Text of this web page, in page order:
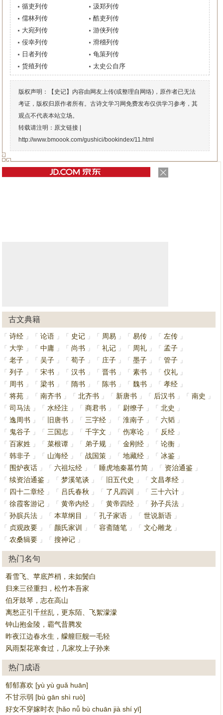
循吏列传
汲郑列传
儒林列传
酷吏列传
大宛列传
游侠列传
佞幸列传
滑稽列传
日者列传
龟策列传
货殖列传
太史公自序
版权声明：【史记】内容由网友上传(或整理自网络)，原作者已无法
考证，版权归原作者所有。古诗文学习网免费发布仅供学习参考，其
观点不代表本站立场。
转载请注明：原文链接 |
http://www.bmoook.com/gushici/bookindex/11.html
古文典籍
「 诗经 」 「 论语 」 「 史记 」 「 周易 」 「 易传 」 「 左传 」
「
大学 」 「 中庸 」 「 尚书 」 「 礼记 」 「 周礼 」 「 孟子 」
「
老子 」 「 吴子 」 「 荀子 」 「 庄子 」 「 墨子 」 「 管子 」
「
列子 」 「 宋书 」 「 汉书 」 「 晋书 」 「 素书 」 「 仪礼 」
「
周书 」 「 梁书 」 「 隋书 」 「 陈书 」 「 魏书 」 「 孝经 」
「
将苑 」 「 南齐书 」 「 北齐书 」 「 新唐书 」 「 后汉书 」 「 南史
」
「
司马法 」 「 水经注 」 「 商君书 」 「 尉缭子 」 「 北史
」
「
逸周书 」 「 旧唐书 」 「 三字经 」 「 淮南子 」 「 六韬 」
「
鬼谷子 」 「 三国志 」 「 千字文 」 「 伤寒论 」 「 反经 」
「
百家姓 」 「 菜根谭 」 「 弟子规 」 「 金刚经 」 「 论衡 」
「
韩非子 」 「 山海经 」 「 战国策 」 「 地藏经 」 「 冰鉴 」
「
围炉夜话 」 「 六祖坛经 」 「 睡虎地秦墓竹简 」 「 资治通鉴 」
「
续资治通鉴 」 「 梦溪笔谈 」 「 旧五代史 」 「 文昌孝经 」
「
四十二章经 」 「 吕氏春秋 」 「 了凡四训 」 「 三十六计 」
「
徐霞客游记 」 「 黄帝内经 」 「 黄帝四经 」 「 孙子兵法 」
「
孙膑兵法 」 「 本草纲目 」 「 孔子家语 」 「 世说新语 」
「
贞观政要 」 「 颜氏家训 」 「 容斋随笔 」 「 文心雕龙
」
「
农桑辑要 」 「 搜神记 」
热门名句
看雪飞、苹底芦梢，未如鬓白
归来三径重扫，松竹本吾家
伯牙鼓琴，志在高山
离愁正引千丝乱，更东陌、飞絮濛濛
钟山抱金陵，霸气昔腾发
昨夜江边春水生，艨艟巨舰一毛轻
风雨梨花寒食过，几家坟上子孙来
热门成语
郁郁寡欢 [yù yù guǎ huān]
不甘示弱 [bù gān shì ruò]
好女不穿嫁时衣 [hǎo nǚ bù chuān jià shí yī]